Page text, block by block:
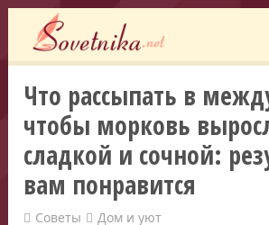
Что рассыпать в
чтобы морковь
сладкой и сочной:
вам понравится
Советы Дом и уют